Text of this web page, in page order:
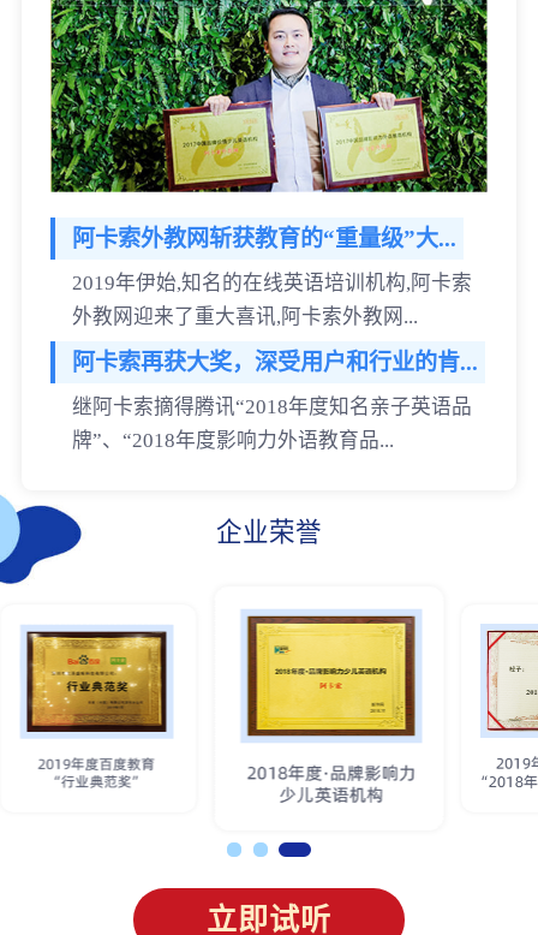
阿卡索外教网斩获教育的“重量级”大...
2019年伊始,知名的在线英语培训机构,阿卡索
外教网迎来了重大喜讯,阿卡索外教网...
阿卡索再获大奖，深受用户和行业的肯...
继阿卡索摘得腾讯“2018年度知名亲子英语品
牌”、“2018年度影响力外语教育品...
企业荣誉
立即试听